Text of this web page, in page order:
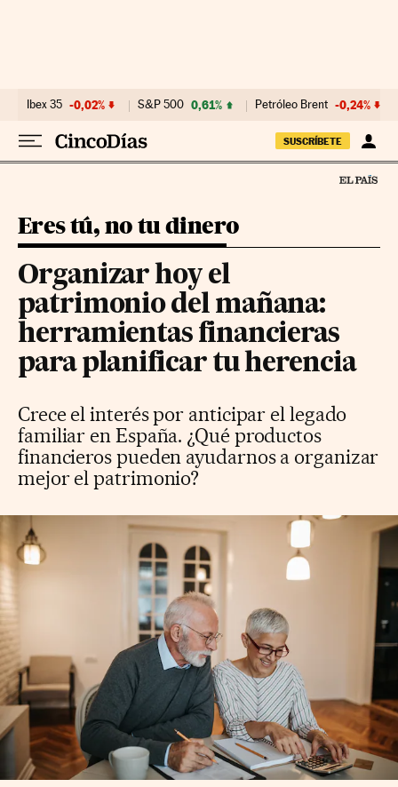
Ibex 35 -0,02% S&P 500 0,61% Petróleo Brent -0,24%
SUSCRÍBETE
Eres tú, no tu dinero
Organizar hoy el
patrimonio del mañana:
herramientas financieras
para planificar tu herencia
Crece el interés por anticipar el legado
familiar en España. ¿Qué productos
financieros pueden ayudarnos a organizar
mejor el patrimonio?